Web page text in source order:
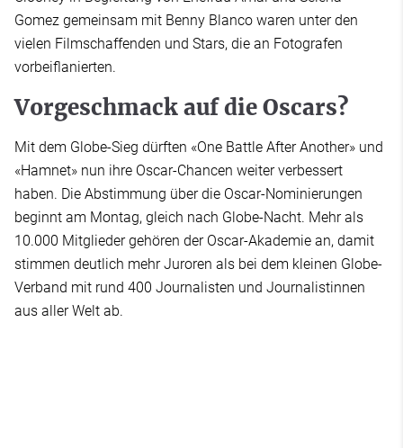
Gomez gemeinsam mit Benny Blanco waren unter den
vielen Filmschaffenden und Stars, die an Fotografen
vorbeiflanierten.
Vorgeschmack auf die Oscars?
Mit dem Globe-Sieg dürften «One Battle After Another» und
«Hamnet» nun ihre Oscar-Chancen weiter verbessert
haben. Die Abstimmung über die Oscar-Nominierungen
beginnt am Montag, gleich nach Globe-Nacht. Mehr als
10.000 Mitglieder gehören der Oscar-Akademie an, damit
stimmen deutlich mehr Juroren als bei dem kleinen Globe-
Verband mit rund 400 Journalisten und Journalistinnen
aus aller Welt ab.